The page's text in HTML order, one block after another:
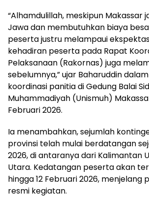
“Alhamdulillah, meskipun Makassar
Jawa dan membutuhkan biaya
peserta justru melampaui
kehadiran peserta pada Rapat
Pelaksanaan (Rakornas) juga
sebelumnya,” ujar Baharuddin
koordinasi panitia di Gedung Balai
Muhammadiyah (Unismuh)
Februari 2026.
Ia menambahkan, sejumlah
provinsi telah mulai berdatangan
2026, di antaranya dari Kalimantan
Utara. Kedatangan peserta akan
hingga 12 Februari 2026, menjelang
resmi kegiatan.